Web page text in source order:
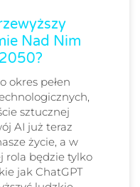
Nad Nim
okres pełen
sztucznej
AI już teraz
życie, a w
rola będzie tylko
jak ChatGPT